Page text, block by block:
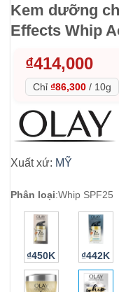
Kem dưỡng
Effects Whip
₫414,000
Chỉ ₫86,300 / 10g
Xuất xứ: MỸ
Phân loại:Whip SPF25
₫450K ₫442K